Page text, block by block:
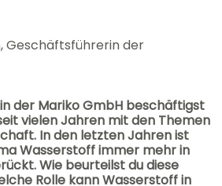
Geschäftsführerin der
der Mariko GmbH beschäftigst
vielen Jahren mit den Themen
In den letzten Jahren ist
Wasserstoff immer mehr in
Wie beurteilst du diese
Rolle kann Wasserstoff in